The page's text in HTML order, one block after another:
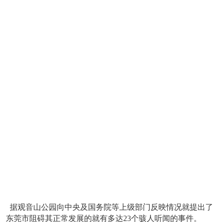
据观音山公园向中央及国务院等上级部门反映情况就提出了
东莞市阻碍其正常发展的就有多达23个骇人听闻的事件。